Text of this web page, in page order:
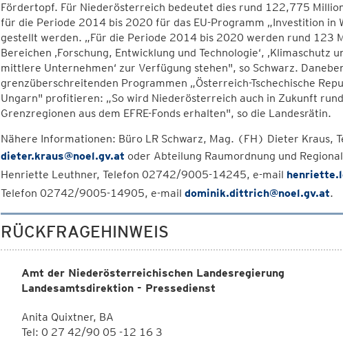
Fördertopf. Für Niederösterreich bedeutet dies rund 122,775
für die Periode 2014 bis 2020 für das EU-Programm „Investition in
gestellt werden. „Für die Periode 2014 bis 2020 werden rund 123
Bereichen ‚Forschung, Entwicklung und Technologie‘, ‚Klimaschutz
mittlere Unternehmen‘ zur Verfügung stehen", so Schwarz.
grenzüberschreitenden Programmen „Österreich-Tschechische
Ungarn" profitieren: „So wird Niederösterreich auch in Zukunft
Grenzregionen aus dem EFRE-Fonds erhalten", so die Landesrätin.
Nähere Informationen: Büro LR Schwarz, Mag. (FH) Dieter
dieter.kraus@noel.gv.at oder Abteilung Raumordnung und
Henriette Leuthner, Telefon 02742/9005-14245, e-mail
Telefon 02742/9005-14905, e-mail dominik.dittrich@noel.gv.at.
RÜCKFRAGEHINWEIS
Amt der Niederösterreichischen Landesregierung
Landesamtsdirektion - Pressedienst
Anita Quixtner, BA
Tel: 0 27 42/90 05 -12 16 3